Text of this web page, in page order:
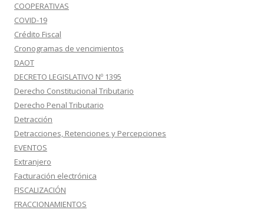
COOPERATIVAS
COVID-19
Crédito Fiscal
Cronogramas de vencimientos
DAOT
DECRETO LEGISLATIVO Nº 1395
Derecho Constitucional Tributario
Derecho Penal Tributario
Detracción
Detracciones, Retenciones y Percepciones
EVENTOS
Extranjero
Facturación electrónica
FISCALIZACIÓN
FRACCIONAMIENTOS